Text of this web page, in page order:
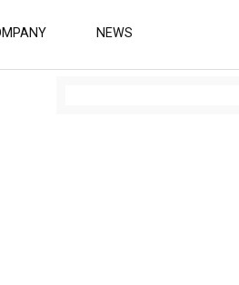
NEWS